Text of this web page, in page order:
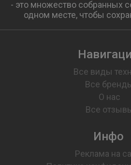
- это множество собранных
одном месте, чтобы
Все виды
Все
О нас
Все
Инфо
Реклама на